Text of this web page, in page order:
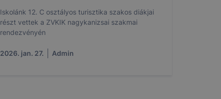
Iskolánk 12. C osztályos turisztika szakos diákjai
részt vettek a ZVKIK nagykanizsai szakmai
rendezvényén
2026. jan. 27. Admin